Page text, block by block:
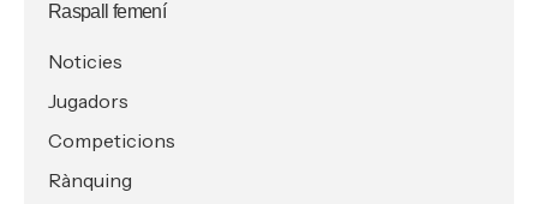
Raspall femení
Noticies
Jugadors
Competicions
Rànquing